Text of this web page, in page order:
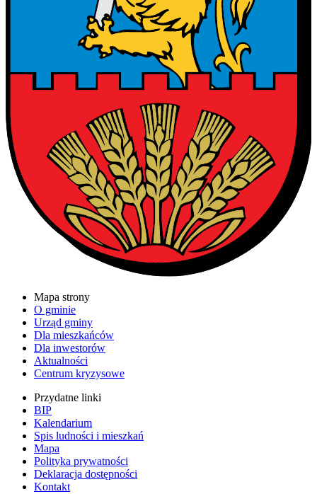
Mapa strony
O gminie
Urząd gminy
Dla mieszkańców
Dla inwestorów
Aktualności
Centrum kryzysowe
Przydatne linki
BIP
Kalendarium
Spis ludności i mieszkań
Mapa
Polityka prywatności
Deklaracja dostępności
Kontakt